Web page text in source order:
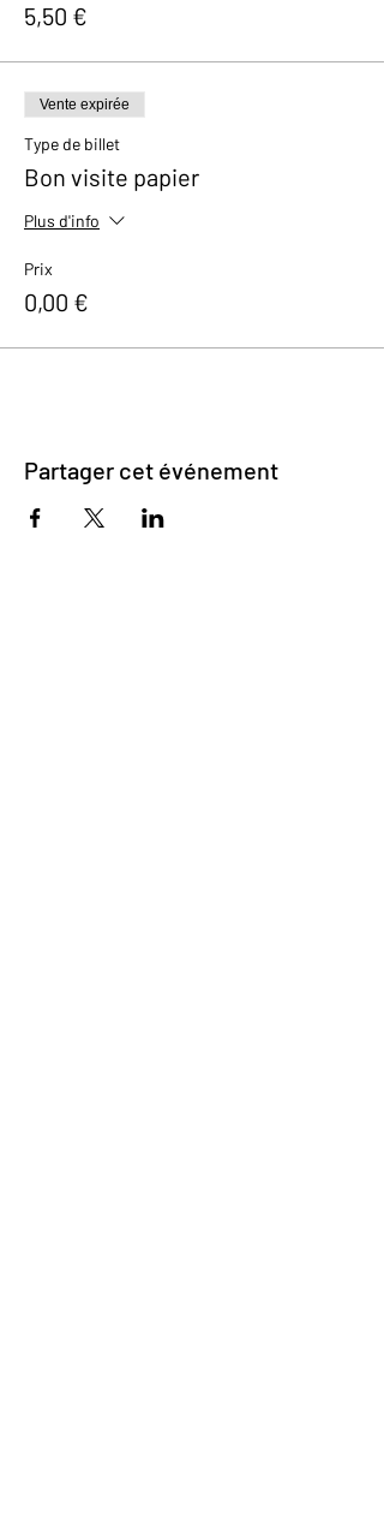
5,50 €
Vente expirée
Type de billet
Bon visite papier
Plus d'info
Prix
0,00 €
Partager cet événement